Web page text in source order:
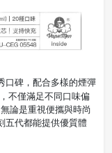
口碑，配合多樣的煙彈
不僅滿足不同口味偏
論是重視便攜與時尚
五代都能提供優質體